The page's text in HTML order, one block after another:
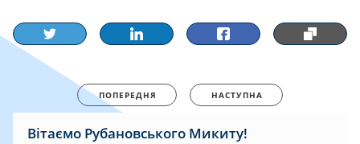
ПОПЕРЕДНЯ НАСТУПНА
Вітаємо Рубановського Микиту!